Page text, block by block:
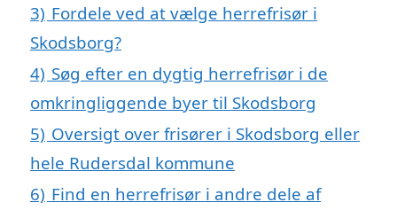
3) Fordele ved at vælge herrefrisør i
Skodsborg?
4) Søg efter en dygtig herrefrisør i de
omkringliggende byer til Skodsborg
5) Oversigt over frisører i Skodsborg eller
hele Rudersdal kommune
6) Find en herrefrisør i andre dele af